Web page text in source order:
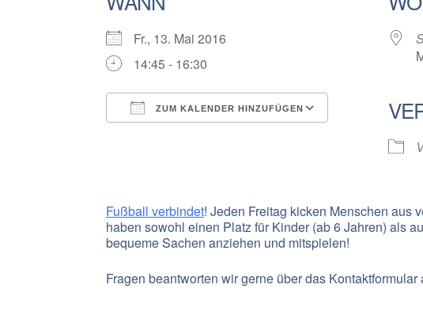
Fr., 13. Mai 2016
14:45 - 16:30
ZUM KALENDER HINZUFÜGEN
Google
Fußball verbindet! Jeden Freitag kicken Menschen aus
haben sowohl einen Platz für Kinder (ab 6 Jahren) als
bequeme Sachen anziehen und mitspielen!
Fragen beantworten wir gerne über das Kontaktformular